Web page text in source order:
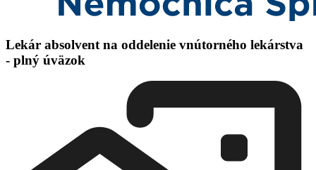
Lekár absolvent na oddelenie vnútorného lekárstva
- plný úväzok